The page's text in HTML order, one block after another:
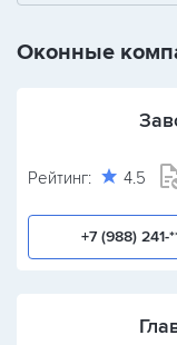
Оконные
Рейтинг: 4.5
+7 (988) 241-